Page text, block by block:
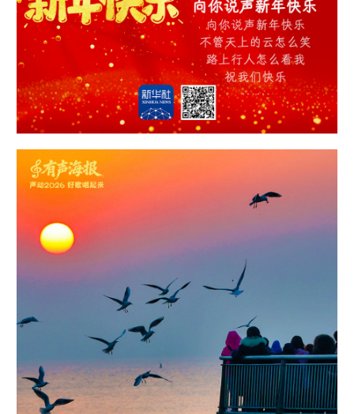
Русский язык 日本語 한국어
Deutsch Português